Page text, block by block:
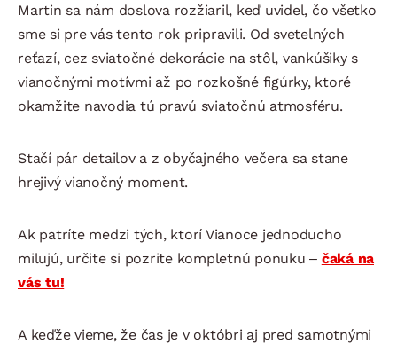
Martin sa nám doslova rozžiaril, keď uvidel, čo všetko
sme si pre vás tento rok pripravili. Od svetelných
reťazí, cez sviatočné dekorácie na stôl, vankúšiky s
vianočnými motívmi až po rozkošné figúrky, ktoré
okamžite navodia tú pravú sviatočnú atmosféru.
Stačí pár detailov a z obyčajného večera sa stane
hrejivý vianočný moment.
Ak patríte medzi tých, ktorí Vianoce jednoducho
milujú, určite si pozrite kompletnú ponuku – čaká na
vás tu!
A keďže vieme, že čas je v októbri aj pred samotnými